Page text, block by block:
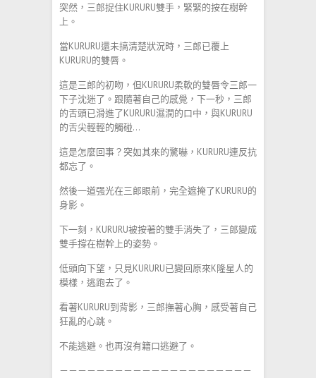
突然，三郎捉住KURURU雙手，緊緊的按在樹幹
上。
當KURURU還未搞清楚狀況時，三郎已覆上
KURURU的雙唇。
這是三郎的初吻，但KURURU柔軟的雙唇令三郎一
下子沈迷了。跟隨著自己的感覺，下一秒，三郎
的舌頭已滑進了KURURU濕潤的口中，與KURURU
的舌尖輕輕的觸碰…
這是怎麼回事？突如其來的驚嚇，KURURU連反抗
都忘了。
然後一道强光在三郎眼前，完全遮掩了KURURU的
身影。
下一刻，KURURU被按著的雙手消失了，三郎變成
雙手撐在樹幹上的姿勢。
低頭向下望，只見KURURU已變回原來K隆星人的
模樣，逃跑去了。
看著KURURU到背影，三郎撫著心胸，感受著自己
狂亂的心跳。
不能逃避。也再沒有籍口逃避了。
－－－－－－－－－－－－－－－－－－－－－